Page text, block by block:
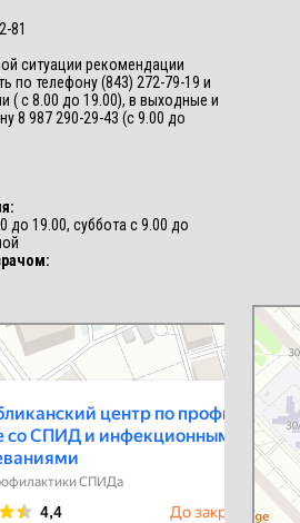
81
ситуации рекомендации
по телефону (843) 272-79-19 и
( с 8.00 до 19.00), в выходные и
8 987 290-29-43 (с 9.00 до
до 19.00, суббота с 9.00 до
и борьбе со СПИД и
СПИД-
Центр